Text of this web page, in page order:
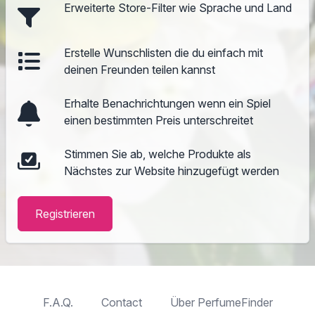
Erweiterte Store-Filter wie Sprache und Land
Erstelle Wunschlisten die du einfach mit
deinen Freunden teilen kannst
Erhalte Benachrichtungen wenn ein Spiel
einen bestimmten Preis unterschreitet
Stimmen Sie ab, welche Produkte als
Nächstes zur Website hinzugefügt werden
Registrieren
F.A.Q. Contact Über PerfumeFinder